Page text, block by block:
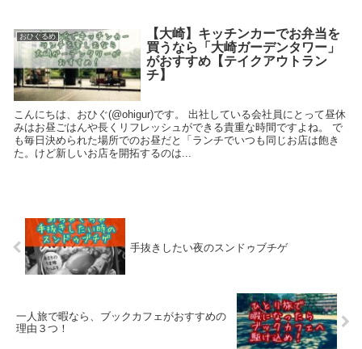
おひぐるめ
【大崎】キッチンカーでお弁当を
買うなら「大崎ガーデンタワー」
がおすすめ【テイクアウトラン
チ】
こんにちは、おひぐ(@ohigur)です。 出社している会社員にとって昼休
みはお昼ごはんや長くリフレッシュができる貴重な時間ですよね。 で
も毎日決められた場所でのお昼だと「ランチでいつも同じお店は飽き
た。けど新しいお店を開拓するのは...
手抜きしたい夜のスンドゥブチゲ
一人旅で暇なら、ブックカフェがおすすめの
理由３つ！